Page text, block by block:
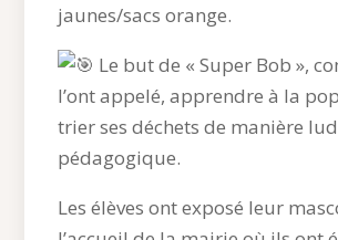
jaunes/sacs orange.
Le but de « Super Bob »,
l’ont appelé, apprendre à la
trier ses déchets de manière
pédagogique.
Les élèves ont exposé leur